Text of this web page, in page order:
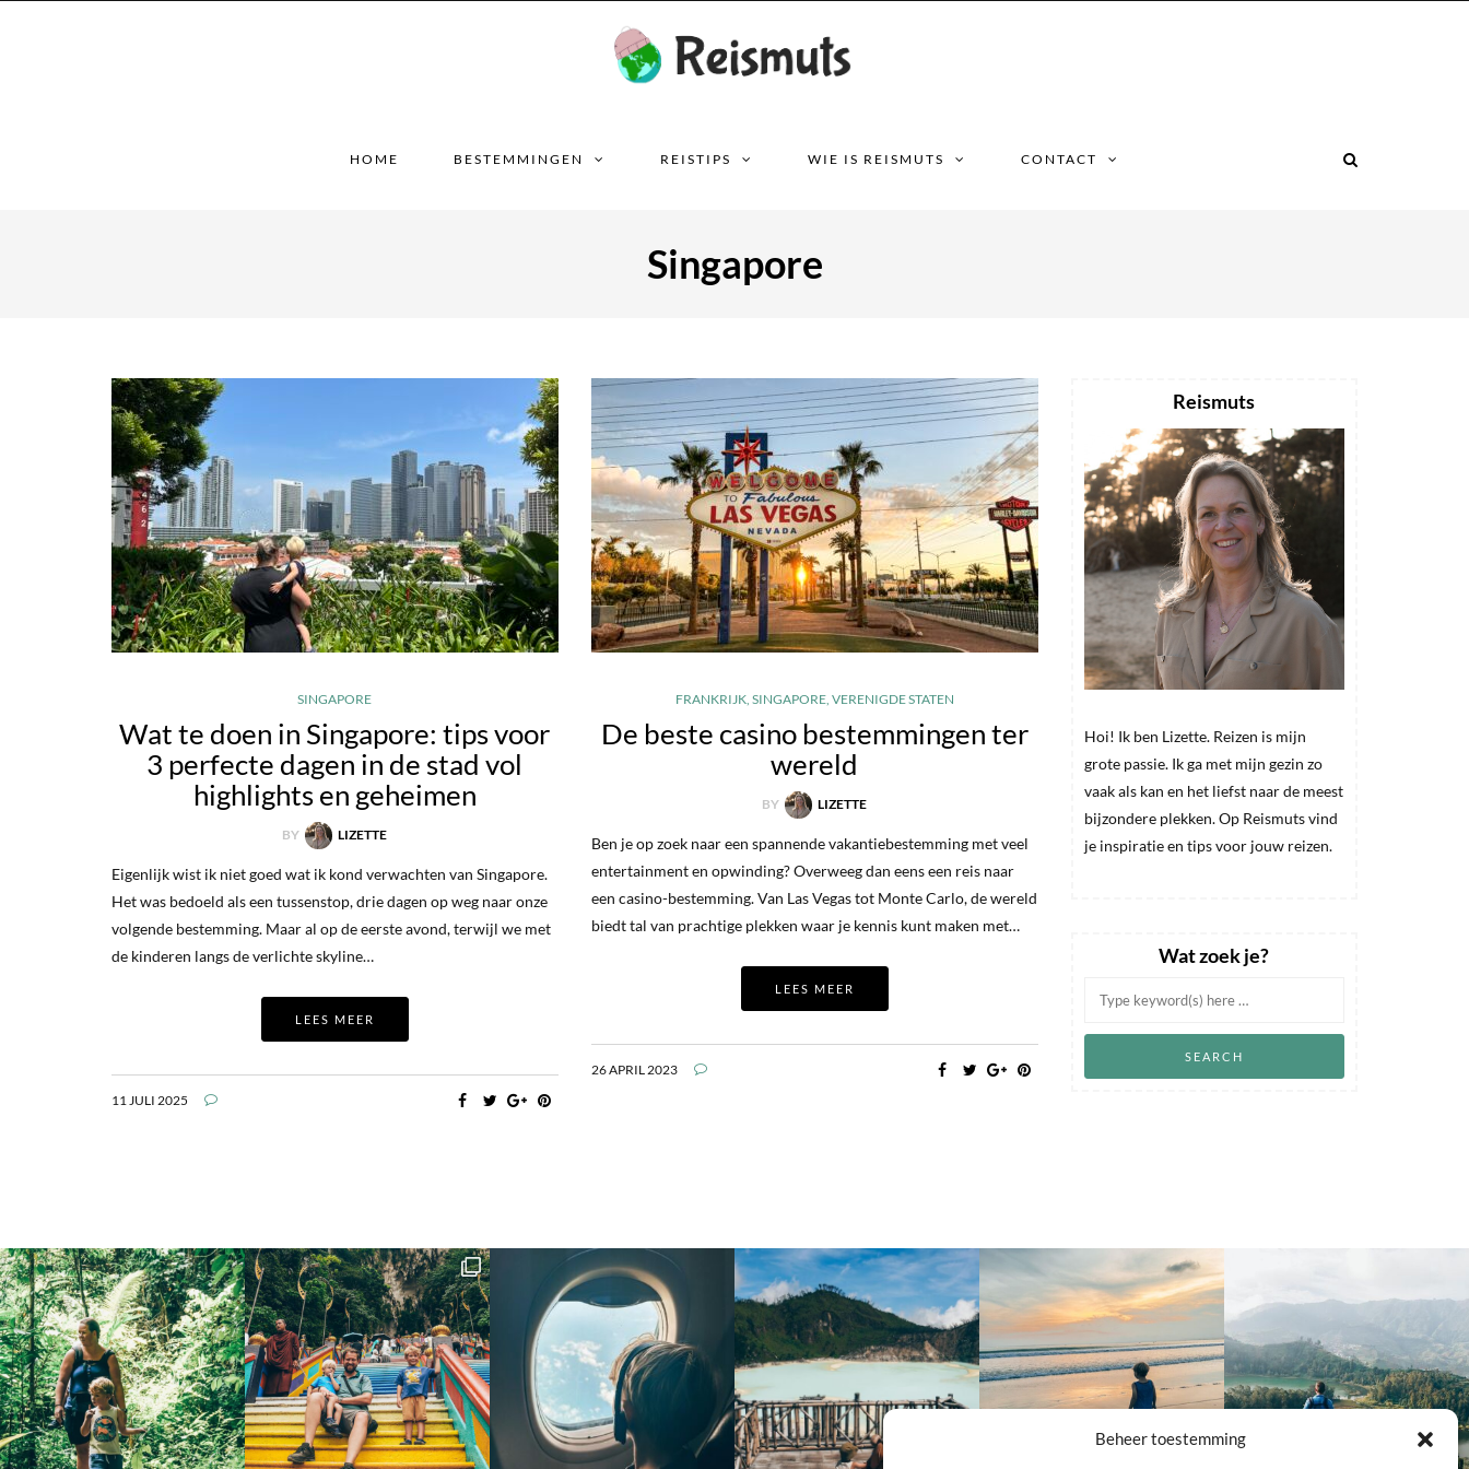
Beheer toestemming
HOME BESTEMMINGEN REISTIPS WIE IS REISMUTS CONTACT
Singapore
SINGAPORE
Wat te doen in Singapore: tips voor
3 perfecte dagen in de stad vol
highlights en geheimen
BY LIZETTE
Eigenlijk wist ik niet goed wat ik kond verwachten van Singapore.
Het was bedoeld als een tussenstop, drie dagen op weg naar onze
volgende bestemming. Maar al op de eerste avond, terwijl we met
de kinderen langs de verlichte skyline…
LEES MEER
11 JULI 2025
FRANKRIJK, SINGAPORE, VERENIGDE STATEN
De beste casino bestemmingen ter
wereld
BY LIZETTE
Ben je op zoek naar een spannende vakantiebestemming met veel
entertainment en opwinding? Overweeg dan eens een reis naar
een casino-bestemming. Van Las Vegas tot Monte Carlo, de wereld
biedt tal van prachtige plekken waar je kennis kunt maken met…
LEES MEER
26 APRIL 2023
Reismuts
Hoi! Ik ben Lizette. Reizen is mijn
grote passie. Ik ga met mijn gezin zo
vaak als kan en het liefst naar de meest
bijzondere plekken. Op Reismuts vind
je inspiratie en tips voor jouw reizen.
Wat zoek je?